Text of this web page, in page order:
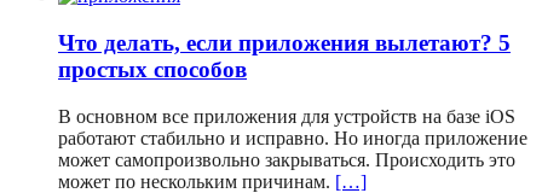
Что делать, если приложения вылетают? 5
простых способов
В основном все приложения для устройств на базе iOS
работают стабильно и исправно. Но иногда приложение
может самопроизвольно закрываться. Происходить это
может по нескольким причинам. […]